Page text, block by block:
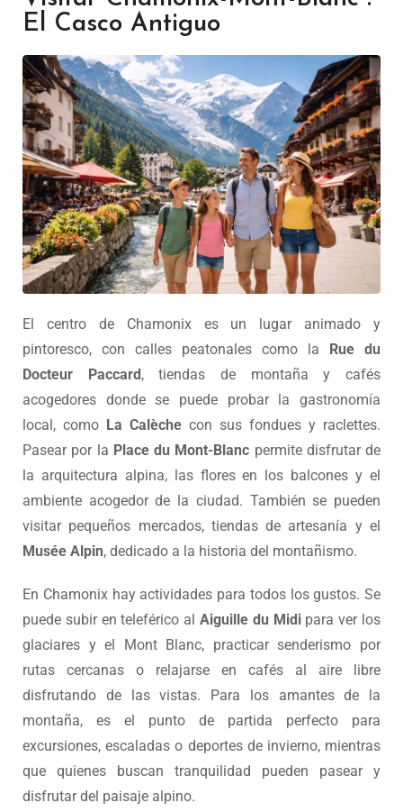
El Casco Antiguo
El centro de Chamonix es un lugar animado y
pintoresco, con calles peatonales como la
Rue du
Docteur Paccard , tiendas de montaña y cafés
acogedores donde se puede probar la gastronomía
local, como La Calèche con sus fondues y raclettes.
Pasear por la Place du Mont-Blanc permite disfrutar de
la arquitectura alpina, las flores en los balcones y el
ambiente acogedor de la ciudad. También se pueden
visitar pequeños mercados, tiendas de artesanía y el
Musée Alpin, dedicado a la historia del montañismo.
En Chamonix hay actividades para todos los gustos. Se
puede subir en teleférico al Aiguille du Midipara ver los
glaciares y el Mont Blanc, practicar senderismo por
rutas cercanas o relajarse en cafés al aire libre
disfrutando de las vistas. Para los amantes de la
montaña, es el punto de partida perfecto para
excursiones, escaladas o deportes de invierno, mientras
que quienes buscan tranquilidad pueden pasear y
disfrutar del paisaje alpino.